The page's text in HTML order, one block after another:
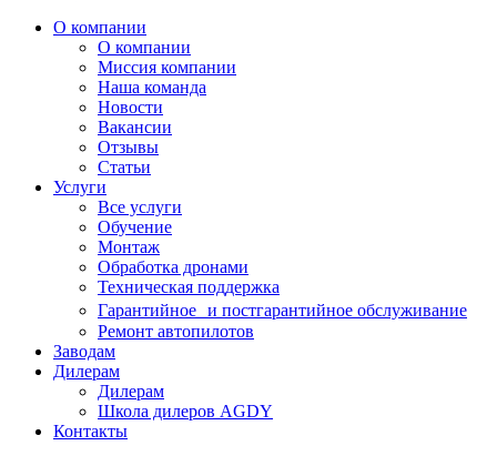
О компании
О компании
Миссия компании
Наша команда
Новости
Вакансии
Отзывы
Статьи
Услуги
Все услуги
Обучение
Монтаж
Обработка дронами
Техническая поддержка
Гарантийное и постгарантийное обслуживание
Ремонт автопилотов
Заводам
Дилерам
Дилерам
Школа дилеров AGDY
Контакты